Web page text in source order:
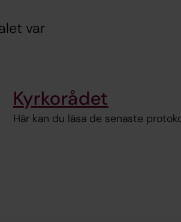
var
Kyrkorådet
Här kan du läsa de senaste